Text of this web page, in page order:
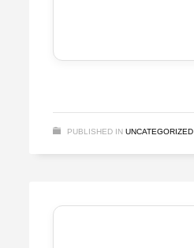
PUBLISHED IN UNCATEGORIZED